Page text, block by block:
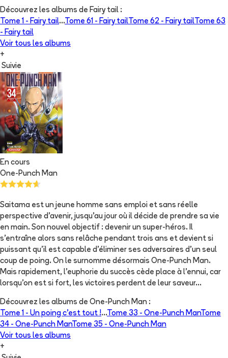
Découvrez les albums de Fairy tail :
Tome 1 - Fairy tail...Tome 61 - Fairy tail Tome 62 - Fairy tail Tome 63
- Fairy tail
Voir tous les albums
+
Suivie
En cours
One-Punch Man
Saitama est un jeune homme sans emploi et sans réelle
perspective d'avenir, jusqu'au jour où il décide de prendre sa vie
en main. Son nouvel objectif : devenir un super-héros. Il
s'entraîne alors sans relâche pendant trois ans et devient si
puissant qu'il est capable d'éliminer ses adversaires d'un seul
coup de poing. On le surnomme désormais One-Punch Man.
Mais rapidement, l'euphorie du succès cède place à l'ennui, car
lorsqu'on est si fort, les victoires perdent de leur saveur...
Découvrez les albums de One-Punch Man :
Tome 1 - Un poing c’est tout !...Tome 33 - One-Punch ManTome
34 - One-Punch ManTome 35 - One-Punch Man
Voir tous les albums
+